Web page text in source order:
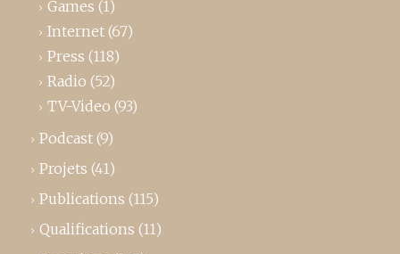
Games (1)
Internet (67)
Press (118)
Radio (52)
TV-Video (93)
Podcast (9)
Projets (41)
Publications (115)
Qualifications (11)